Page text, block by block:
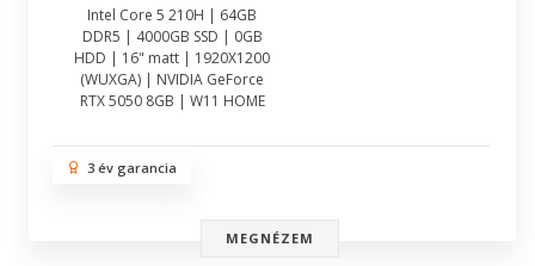
Intel Core 5 210H | 64GB
DDR5 | 4000GB SSD | 0GB
HDD | 16" matt | 1920X1200
(WUXGA) | NVIDIA GeForce
RTX 5050 8GB | W11 HOME
3 év garancia
MEGNÉZEM